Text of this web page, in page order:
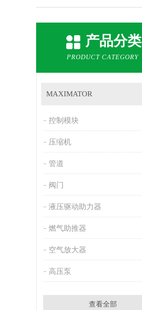
产品分类
PRODUCT CATEGORY
MAXIMATOR
控制模块
压缩机
管道
阀门
液压驱动助力器
燃气助推器
空气放大器
高压泵
查看全部